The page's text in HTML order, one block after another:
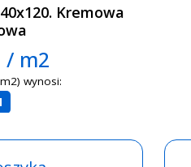
Kremowa
/ m2
wynosi: